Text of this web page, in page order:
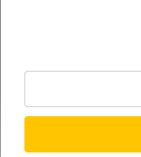
August 2026